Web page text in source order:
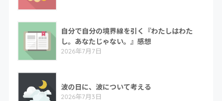
自分で自分の境界線を引く『わたしはわた
し。あなたじゃない。』感想
2026年7月7日
波の日に、波について考える
2026年7月3日